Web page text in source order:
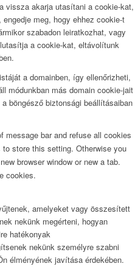
vissza akarja utasítani a cookie-kat,
meg, hogy ehhez cookie-t
szabadon leiratkozhat, vagy
a cookie-kat, eltávolítunk
a domainben, így ellenőrizheti,
módunkban más domain cookie-jait
böngésző biztonsági beállításaiban
message bar and refuse all cookies
store this setting. Otherwise you
browser window or new a tab.
cookies.
amelyeket vagy összesített
nekünk megérteni, hogyan
hatékonyak
nekünk személyre szabni
élményének javítása érdekében.